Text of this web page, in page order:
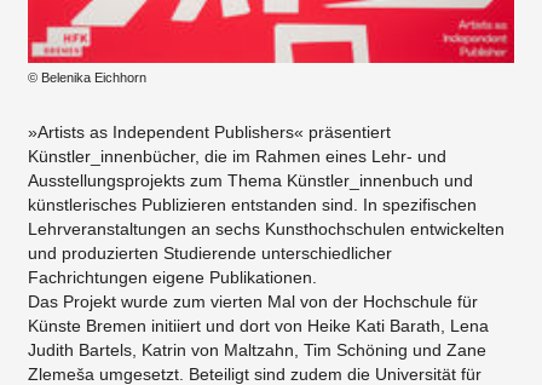
© Belenika Eichhorn
»Artists as Independent Publishers« präsentiert
Künstler_innenbücher, die im Rahmen eines Lehr- und
Ausstellungsprojekts zum Thema Künstler_innenbuch und
künstlerisches Publizieren entstanden sind. In spezifischen
Lehrveranstaltungen an sechs Kunsthochschulen entwickelten
und produzierten Studierende unterschiedlicher
Fachrichtungen eigene Publikationen.
Das Projekt wurde zum vierten Mal von der Hochschule für
Künste Bremen initiiert und dort von Heike Kati Barath, Lena
Judith Bartels, Katrin von Maltzahn, Tim Schöning und Zane
Zlemeša umgesetzt. Beteiligt sind zudem die Universität für